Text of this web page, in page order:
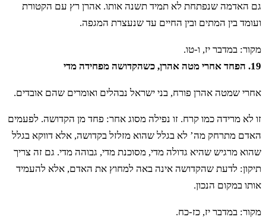
גם האדמה שנפתחת לא תמיד תשנה אותו. אהרן רץ עם הקטורת
ועומד בין המתים ובין החיים עד שנעצרת המגפה.
מקור: במדבר יז, ו-טו.
19. הפחד אחרי מטה אהרן, כשהקדושה מפחידה מדי
אחרי שמטה אהרן פורח, בני ישראל נבהלים ואומרים שהם אובדים.
זו לא מרידה כמו קרח. זו נפילה מסוג אחר: פחד מן הקדושה. לפעמים
האדם מתרחק מה’ לא בגלל שהוא מזלזל בקדושה, אלא דווקא בגלל
שהוא מרגיש שהיא גדולה מדי, מסוכנת מדי, גבוהה מדי. גם זה צריך
תיקון: לדעת שהקדושה אינה באה למחוץ את האדם, אלא להעמיד
אותו במקום הנכון.
מקור: במדבר יז, כז-כח.